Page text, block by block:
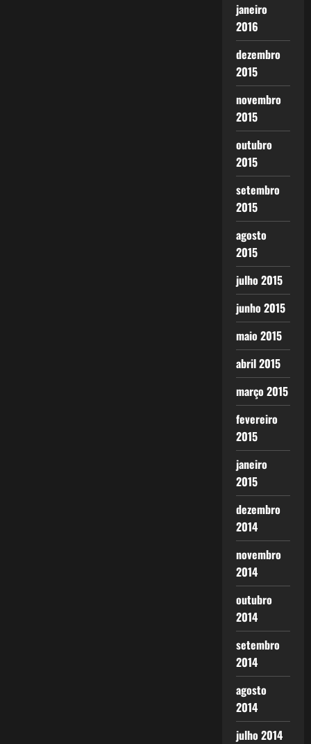
janeiro
2016
dezembro
2015
novembro
2015
outubro
2015
setembro
2015
agosto
2015
julho 2015
junho 2015
maio 2015
abril 2015
março 2015
fevereiro
2015
janeiro
2015
dezembro
2014
novembro
2014
outubro
2014
setembro
2014
agosto
2014
julho 2014